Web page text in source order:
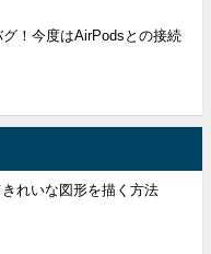
！今度はAirPodsとの接続
れいな図形を描く方法